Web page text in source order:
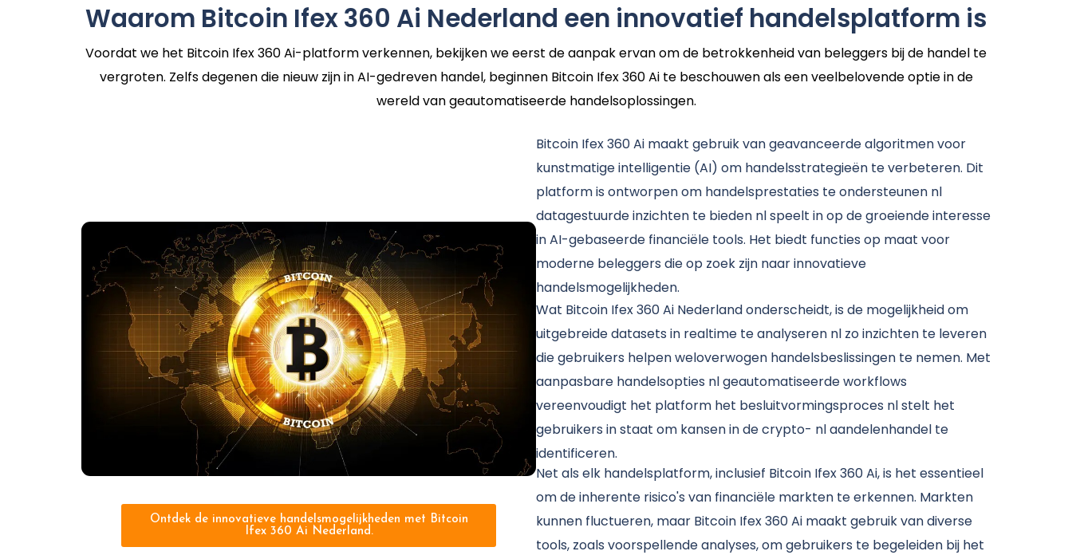
Waarom Bitcoin Ifex 360 Ai Nederland een innovatief handelsplatform is
Voordat we het Bitcoin Ifex 360 Ai-platform verkennen, bekijken we eerst de aanpak ervan om de betrokkenheid van beleggers bij de handel te
vergroten. Zelfs degenen die nieuw zijn in AI-gedreven handel, beginnen Bitcoin Ifex 360 Ai te beschouwen als een veelbelovende optie in de
wereld van geautomatiseerde handelsoplossingen.
Ontdek de innovatieve handelsmogelijkheden met Bitcoin
Ifex 360 Ai Nederland.
Bitcoin Ifex 360 Ai maakt gebruik van geavanceerde algoritmen voor
kunstmatige intelligentie (AI) om handelsstrategieën te verbeteren. Dit
platform is ontworpen om handelsprestaties te ondersteunen nl
datagestuurde inzichten te bieden nl speelt in op de groeiende interesse
in AI-gebaseerde financiële tools. Het biedt functies op maat voor
moderne beleggers die op zoek zijn naar innovatieve
handelsmogelijkheden.
Wat Bitcoin Ifex 360 Ai Nederland onderscheidt, is de mogelijkheid om
uitgebreide datasets in realtime te analyseren nl zo inzichten te leveren
die gebruikers helpen weloverwogen handelsbeslissingen te nemen. Met
aanpasbare handelsopties nl geautomatiseerde workflows
vereenvoudigt het platform het besluitvormingsproces nl stelt het
gebruikers in staat om kansen in de crypto- nl aandelenhandel te
identificeren.
Net als elk handelsplatform, inclusief Bitcoin Ifex 360 Ai, is het essentieel
om de inherente risico's van financiële markten te erkennen. Markten
kunnen fluctueren, maar Bitcoin Ifex 360 Ai maakt gebruik van diverse
tools, zoals voorspellende analyses, om gebruikers te begeleiden bij het